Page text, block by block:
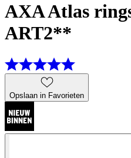
AXA Atlas
ART2**
Opslaan in Favorieten